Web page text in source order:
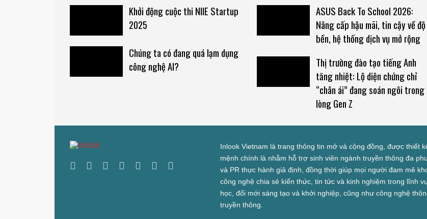
Khởi động cuộc thi NIIE Startup
2025
Chúng ta có đang quá lạm dụng
công nghệ AI?
ASUS Back To School 2026:
Nâng cấp hậu mãi, tin cậy về độ
bền, hệ thống dịch vụ mở rộng
Thị trường đào tạo tiếng Anh
tăng nhiệt: Lộ diện chứng chỉ
“chân ái” đang soán ngôi trong
lòng Gen Z
Inlook Vietnam là trang thông tin mở và cộng đồng, được thiết
mệnh chính là nhằm hỗ trợ sinh viên ngành truyền thông đa
và PR thực hành giả định, đồng thời giúp mọi người đam mê
công nghệ chia sẻ kiến thức, tin tức và kinh nghiệm trong lĩnh
học, đổi mới sáng tạo và khởi nghiệp, cũng như công nghệ
truyền thông.